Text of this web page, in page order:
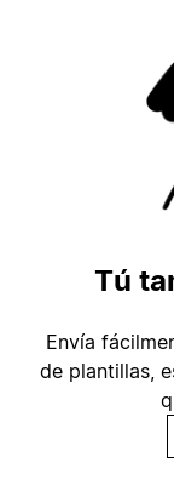
Tú
Envía
de plantillas,